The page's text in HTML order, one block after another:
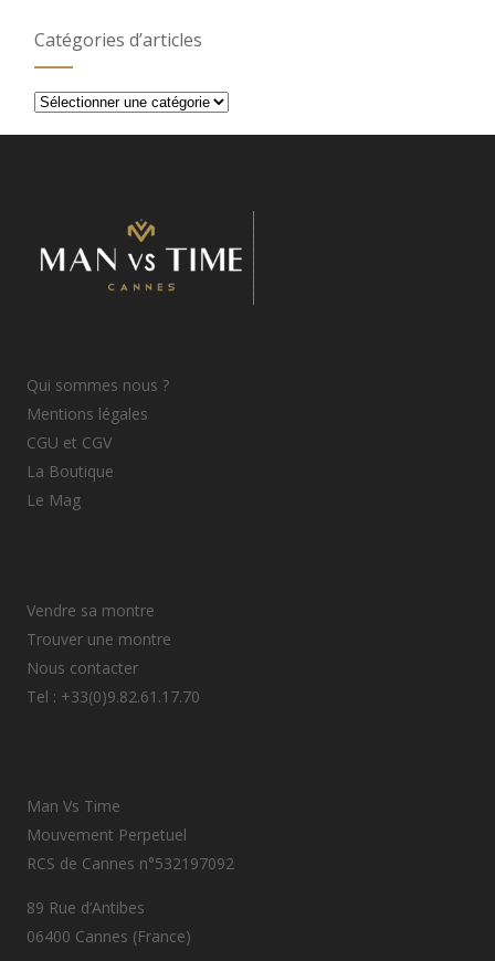
Catégories d’articles
Catégories
Qui sommes nous ?
Mentions légales
CGU et CGV
La Boutique
Le Mag
Vendre sa montre
Trouver une montre
Nous contacter
Tel : +33(0)9.82.61.17.70
Man Vs Time
Mouvement Perpetuel
RCS de Cannes n°532197092
89 Rue d’Antibes
06400 Cannes (France)